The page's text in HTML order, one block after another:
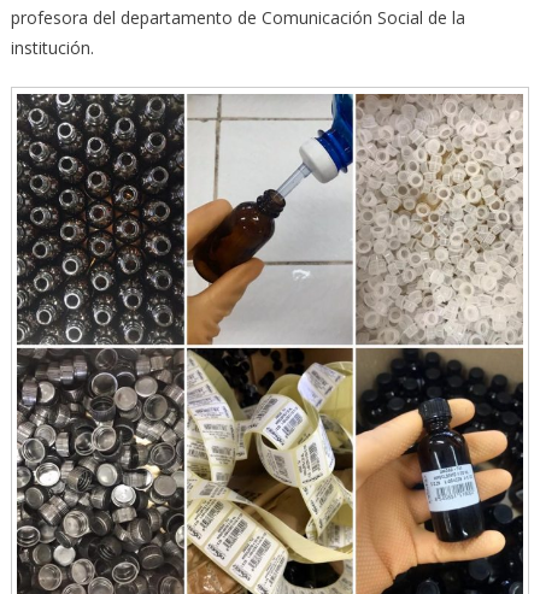
profesora del departamento de Comunicación Social de la
institución.